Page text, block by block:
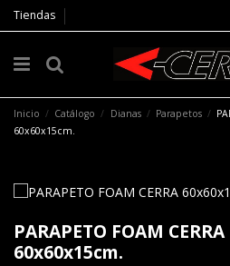
Tiendas
Inicio Catálogo Dianas Parapetos
60x60x15cm.
PARAPETO FOAM CERRA
60x60x15cm.